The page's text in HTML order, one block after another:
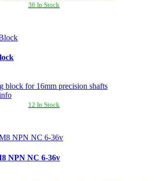
36 In Stock
block for 16mm precision shafts
12 In Stock
NPN NC 6-36v